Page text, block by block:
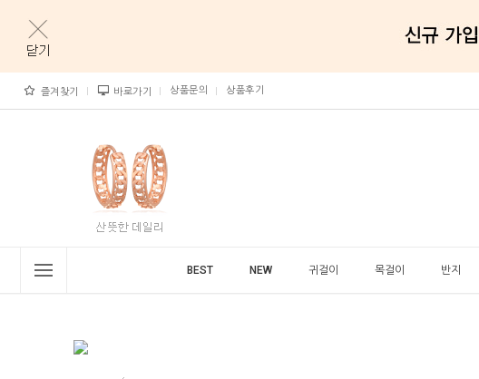
즐겨찾기 바로가기 상품문의 상품후기
BEST NEW 귀걸이 목걸이 반지